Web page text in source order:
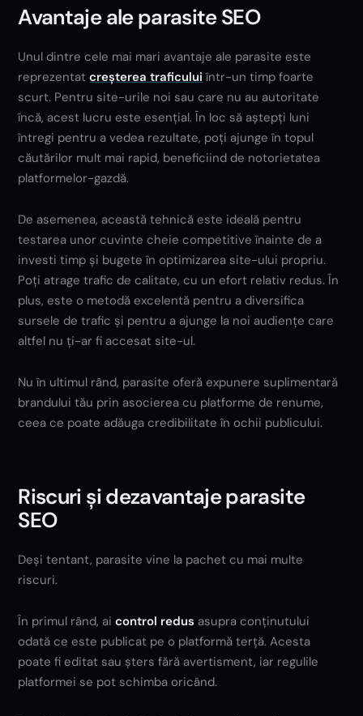
Avantaje ale parasite SEO
Unul dintre cele mai mari avantaje ale parasite este
reprezentatcreșterea traficului într-un timp foarte
scurt. Pentru site-urile noi sau care nu au autoritate
încă, acest lucru este esențial. În loc să aștepți luni
întregi pentru a vedea rezultate, poți ajunge în topul
căutărilor mult mai rapid, beneficiind de notorietatea
platformelor-gazdă.
De asemenea, această tehnică este ideală pentru
testarea unor cuvinte cheie competitive înainte de a
investi timp și bugete în optimizarea site-ului propriu.
Poți atrage trafic de calitate, cu un efort relativ redus. În
plus, este o metodă excelentă pentru a diversifica
sursele de trafic și pentru a ajunge la noi audiențe care
altfel nu ți-ar fi accesat site-ul.
Nu în ultimul rând, parasite oferă expunere suplimentară
brandului tău prin asocierea cu platforme de renume,
ceea ce poate adăuga credibilitate în ochii publicului.
Riscuri și dezavantaje parasite
SEO
Deși tentant, parasite vine la pachet cu mai multe
riscuri.
În primul rând, aicontrol redus asupra conținutului
odată ce este publicat pe o platformă terță. Acesta
poate fi editat sau șters fără avertisment, iar regulile
platformei se pot schimba oricând.